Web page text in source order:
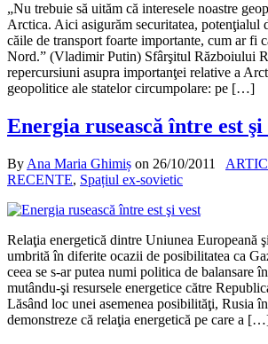
„Nu trebuie să uităm că interesele noastre
Arctica. Aici asigurăm securitatea, potenţialul
căile de transport foarte importante, cum ar fi
Nord.” (Vladimir Putin) Sfârşitul Războiului
repercursiuni asupra importanţei relative a
geopolitice ale statelor circumpolare: pe […]
Energia rusească între est şi
By Ana Maria Ghimiș on 26/10/2011
RECENTE, Spațiul ex-sovietic
Relaţia energetică dintre Uniunea Europeană
umbrită în diferite ocazii de posibilitatea ca
ceea se s-ar putea numi politica de balansare
mutându-şi resursele energetice către
Lăsând loc unei asemenea posibilităţi, Rusia
demonstreze că relaţia energetică pe care a